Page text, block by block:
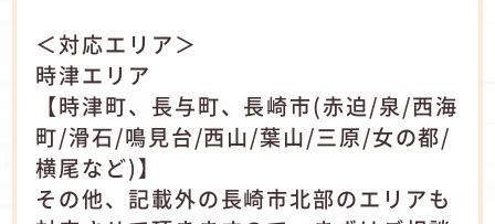
＜対応エリア＞
時津エリア
【時津町、長与町、長崎市(赤迫/泉/西海
町/滑石/鳴見台/西山/葉山/三原/女の都/
横尾など)】
その他、記載外の長崎市北部のエリアも